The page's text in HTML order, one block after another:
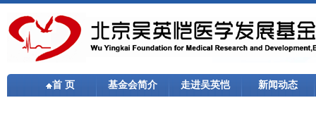
首 页 基金会简介 走进吴英恺 新闻动态